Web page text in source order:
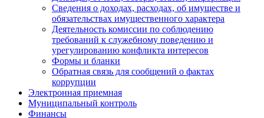
Сведения о доходах, расходах, об имуществе и
обязательствах имущественного характера
Деятельность комиссии по соблюдению
требований к служебному поведению и
урегулированию конфликта интересов
Формы и бланки
Обратная связь для сообщений о фактах
коррупции
Электронная приемная
Муниципальный контроль
Финансы